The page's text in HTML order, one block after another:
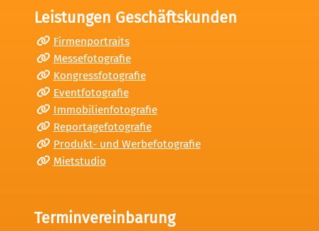
Leistungen Geschäftskunden
Firmenportraits
Messefotografie
Kongressfotografie
Eventfotografie
Immobilienfotografie
Reportagefotografie
Produkt- und Werbefotografie
Mietstudio
Terminvereinbarung